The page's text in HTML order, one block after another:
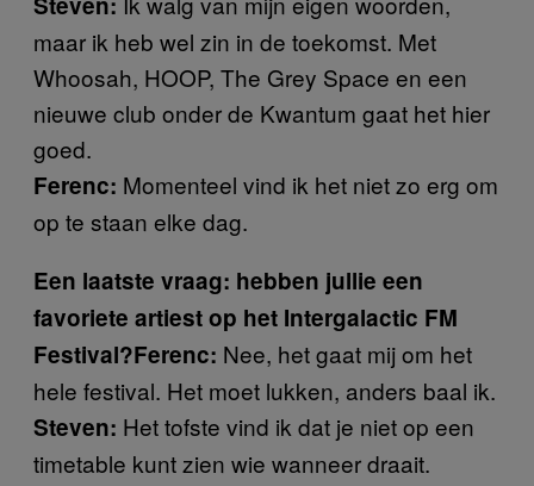
maar ik heb wel zin in de toekomst. Met
Whoosah, HOOP, The Grey Space en een
nieuwe club onder de Kwantum gaat het hier
goed.
Ferenc: Momenteel vind ik het niet zo erg om
op te staan elke dag.
Een laatste vraag: hebben jullie een
favoriete artiest op het Intergalactic FM
Festival?Ferenc: Nee, het gaat mij om het
hele festival. Het moet lukken, anders baal ik.
Steven: Het tofste vind ik dat je niet op een
timetable kunt zien wie wanneer draait.